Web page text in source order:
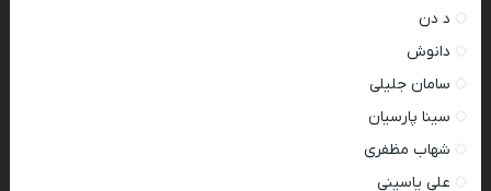
د دن
دانوش
سامان جلیلی
سینا پارسیان
شهاب مظفری
علی یاسینی